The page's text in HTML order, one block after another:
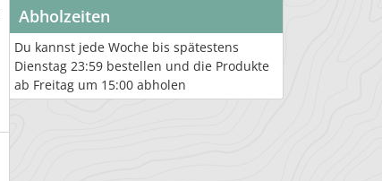
Abholzeiten
Du kannst jede Woche bis spätestens
Dienstag 23:59 bestellen und die Produkte
ab Freitag um 15:00 abholen